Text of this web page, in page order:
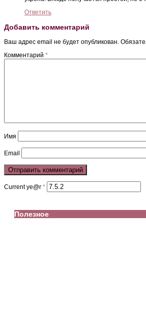
Ответить
Добавить комментарий
Ваш адрес email не будет опубликован.
Комментарий *
Имя
Email
Current ye@r *
Полезное